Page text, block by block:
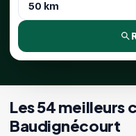
Les 54 meilleurs
Baudignécourt